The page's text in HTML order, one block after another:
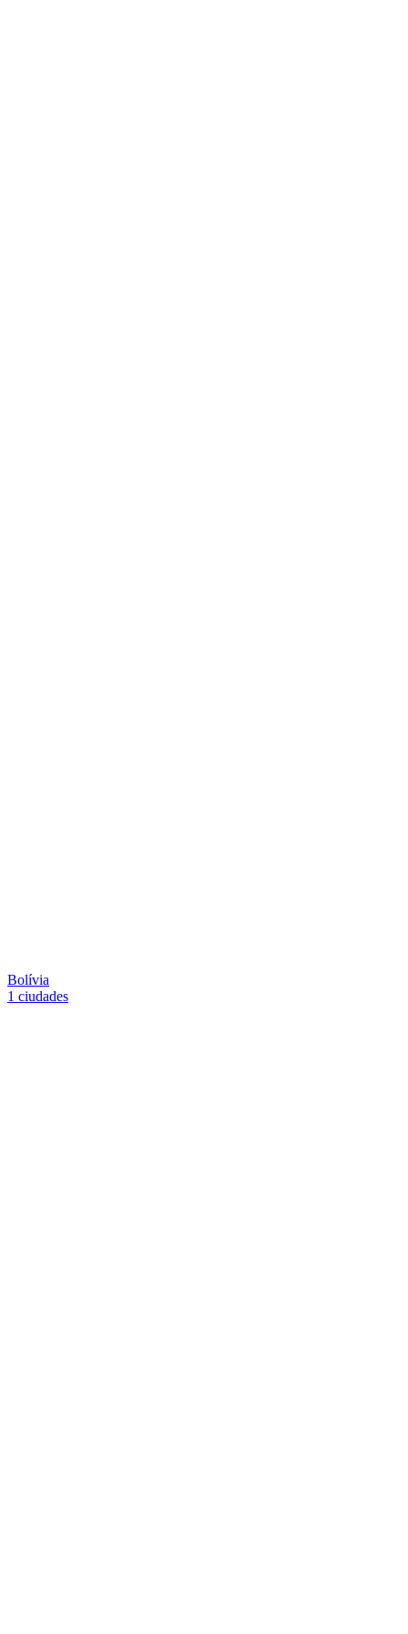
Bolívia
1 ciudades